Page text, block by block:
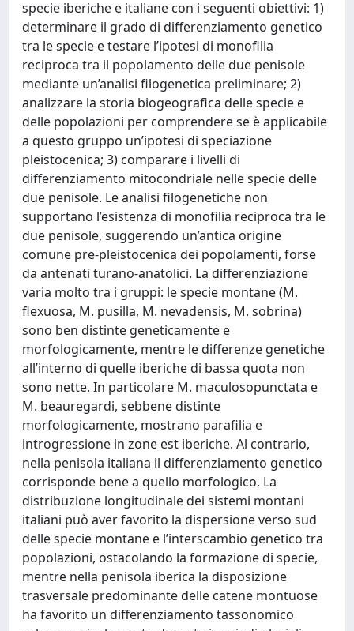
specie iberiche e italiane con i seguenti obiettivi: 1)
determinare il grado di differenziamento genetico
tra le specie e testare l’ipotesi di monofilia
reciproca tra il popolamento delle due penisole
mediante un’analisi filogenetica preliminare; 2)
analizzare la storia biogeografica delle specie e
delle popolazioni per comprendere se è applicabile
a questo gruppo un’ipotesi di speciazione
pleistocenica; 3) comparare i livelli di
differenziamento mitocondriale nelle specie delle
due penisole. Le analisi filogenetiche non
supportano l’esistenza di monofilia reciproca tra le
due penisole, suggerendo un’antica origine
comune pre-pleistocenica dei popolamenti, forse
da antenati turano-anatolici. La differenziazione
varia molto tra i gruppi: le specie montane (M.
flexuosa, M. pusilla, M. nevadensis, M. sobrina)
sono ben distinte geneticamente e
morfologicamente, mentre le differenze genetiche
all’interno di quelle iberiche di bassa quota non
sono nette. In particolare M. maculosopunctata e
M. beauregardi, sebbene distinte
morfologicamente, mostrano parafilia e
introgressione in zone est iberiche. Al contrario,
nella penisola italiana il differenziamento genetico
corrisponde bene a quello morfologico. La
distribuzione longitudinale dei sistemi montani
italiani può aver favorito la dispersione verso sud
delle specie montane e l’interscambio genetico tra
popolazioni, ostacolando la formazione di specie,
mentre nella penisola iberica la disposizione
trasversale predominante delle catene montuose
ha favorito un differenziamento tassonomico